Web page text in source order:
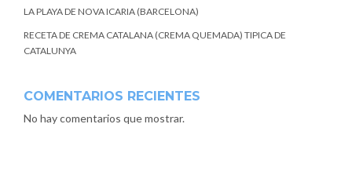
LA PLAYA DE NOVA ICARIA (BARCELONA)
RECETA DE CREMA CATALANA (CREMA QUEMADA) TIPICA DE
CATALUNYA
COMENTARIOS RECIENTES
No hay comentarios que mostrar.